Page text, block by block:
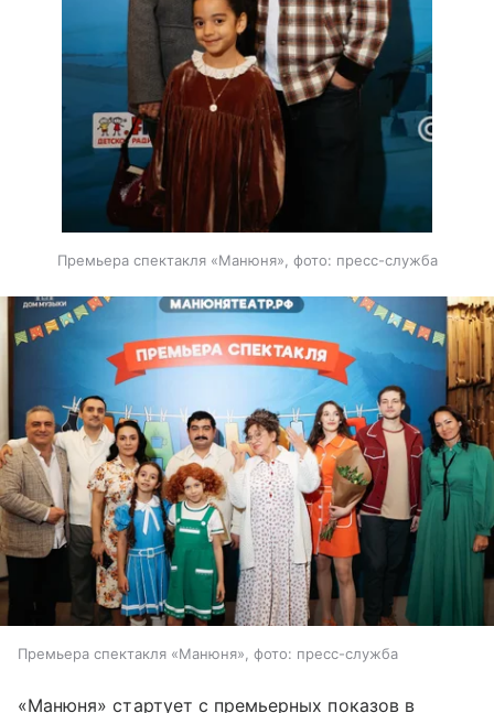
Премьера спектакля «Манюня», фото: пресс-служба
Премьера спектакля «Манюня», фото: пресс-служба
«Манюня» стартует с премьерных показов в